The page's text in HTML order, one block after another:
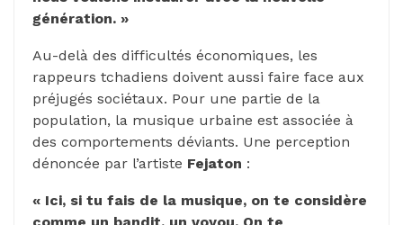
génération. »
Au-delà des difficultés économiques, les
rappeurs tchadiens doivent aussi faire face aux
préjugés sociétaux. Pour une partie de la
population, la musique urbaine est associée à
des comportements déviants. Une perception
dénoncée par l’artiste Fejaton :
« Ici, si tu fais de la musique, on te considère
comme un bandit, un voyou. On te